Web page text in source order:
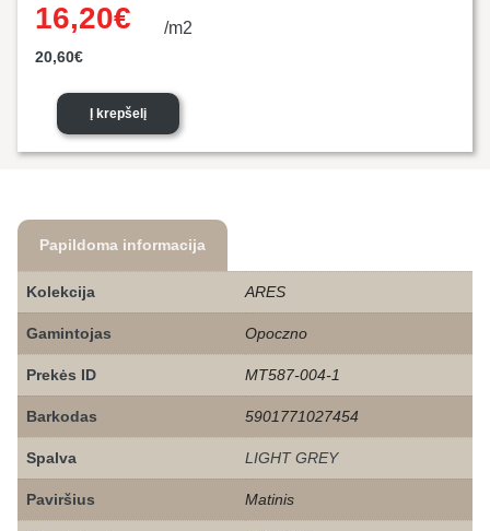
20,60€
Original
price was:
20,60€.
16,20€
Current
price is:
16,20€.
/m2
Į krepšelį
Papildoma informacija
Kolekcija ARES
Gamintojas Opoczno
Prekės ID MT587-004-1
Barkodas 5901771027454
Spalva LIGHT GREY
Paviršius Matinis